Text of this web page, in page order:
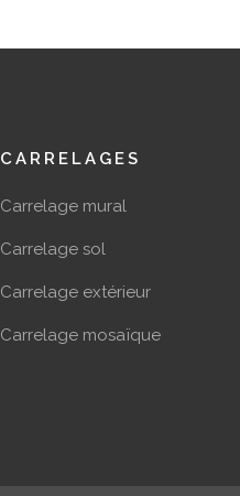
CARRELAGES
Carrelage mural
Carrelage sol
Carrelage extérieur
Carrelage mosaïque